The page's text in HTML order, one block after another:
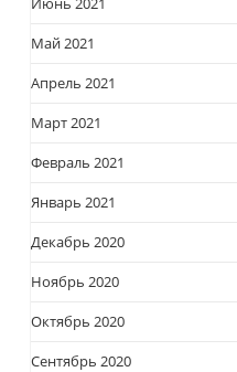
Май 2021
Апрель 2021
Март 2021
Февраль 2021
Январь 2021
Декабрь 2020
Ноябрь 2020
Октябрь 2020
Сентябрь 2020